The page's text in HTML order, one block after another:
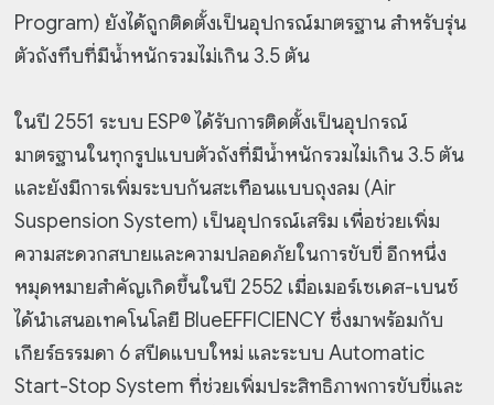
Program) ยังได้ถูกติดตั้งเป็นอุปกรณ์มาตรฐาน สำหรับรุ่น
ตัวถังทึบที่มีน้ำหนักรวมไม่เกิน 3.5 ตัน
ในปี 2551 ระบบ ESP® ได้รับการติดตั้งเป็นอุปกรณ์
มาตรฐานในทุกรูปแบบตัวถังที่มีน้ำหนักรวมไม่เกิน 3.5 ตัน
และยังมีการเพิ่มระบบกันสะเทือนแบบถุงลม (Air
Suspension System) เป็นอุปกรณ์เสริม เพื่อช่วยเพิ่ม
ความสะดวกสบายและความปลอดภัยในการขับขี่ อีกหนึ่ง
หมุดหมายสำคัญเกิดขึ้นในปี 2552 เมื่อเมอร์เซเดส-เบนซ์
ได้นำเสนอเทคโนโลยี BlueEFFICIENCY ซึ่งมาพร้อมกับ
เกียร์ธรรมดา 6 สปีดแบบใหม่ และระบบ Automatic
Start-Stop System ที่ช่วยเพิ่มประสิทธิภาพการขับขี่และ